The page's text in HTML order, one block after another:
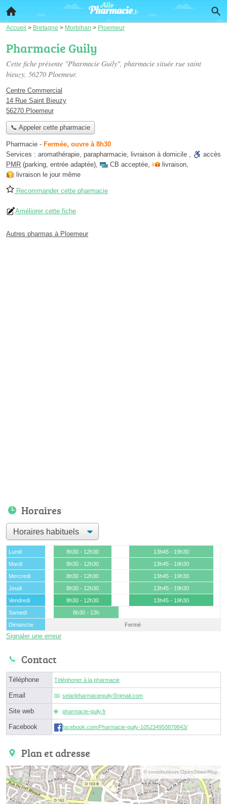
Accueil > Bretagne > Morbihan > Ploemeur
Pharmacie Guily
Cette fiche présente "Pharmacie Guily", pharmacie située rue saint
bieuzy, 56270 Ploemeur.
Centre Commercial
14 Rue Saint Bieuzy
56270 Ploemeur
📞 Appeler cette pharmacie
Pharmacie - Fermée, ouvre à 8h30
Services : aromathérapie, parapharmacie, livraison à domicile ,
accès
PMR (parking, entrée adaptée), CB acceptée, livraison,
livraison le jour même
Recommander cette pharmacie
Améliorer cette fiche
Autres pharmas à Ploemeur
Horaires
Lundi 8h30 - 12h30
13h45 - 19h30
Mardi
8h30 - 12h30
13h45 - 19h30
Mercredi
8h30 - 12h30
13h45 - 19h30
Jeudi
8h30 - 12h30
13h45 - 19h30
Vendredi
8h30 - 12h30
13h45 - 19h30
Samedi
8h30 - 13h
Dimanche
Fermé
Signaler une erreur
Contact
Téléphone Téléphoner à la pharmacie
Email selarlpharmacieguilyⓐgmail.com
Site web pharmacie-guily.fr
Facebook facebook.com/Pharmacie-guily-105234950879843/
Plan et adresse
© contributeurs OpenStreetMap